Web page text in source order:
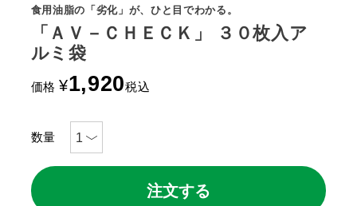
食用油脂の「劣化」が、ひと目でわかる。
「ＡＶ－ＣＨＥＣＫ」 ３０枚入ア
ルミ袋
価格 ¥1,920税込
注文する